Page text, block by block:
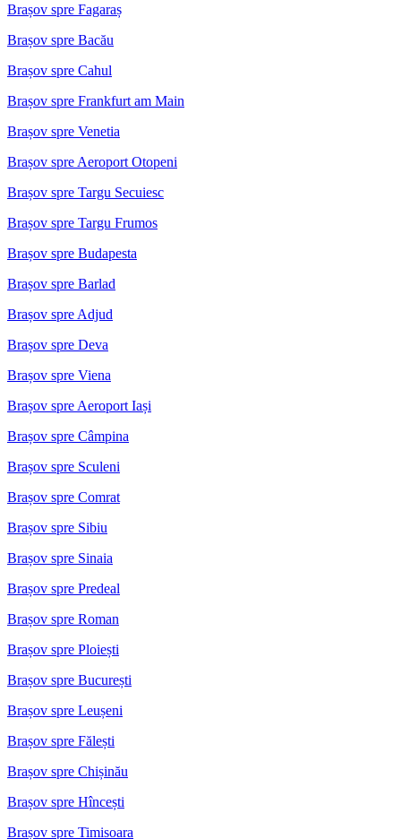
Brașov spre Fagaraș
Brașov spre Bacău
Brașov spre Cahul
Brașov spre Frankfurt am Main
Brașov spre Venetia
Brașov spre Aeroport Otopeni
Brașov spre Targu Secuiesc
Brașov spre Targu Frumos
Brașov spre Budapesta
Brașov spre Barlad
Brașov spre Adjud
Brașov spre Deva
Brașov spre Viena
Brașov spre Aeroport Iași
Brașov spre Câmpina
Brașov spre Sculeni
Brașov spre Comrat
Brașov spre Sibiu
Brașov spre Sinaia
Brașov spre Predeal
Brașov spre Roman
Brașov spre Ploiești
Brașov spre București
Brașov spre Leușeni
Brașov spre Fălești
Brașov spre Chișinău
Brașov spre Hîncești
Brașov spre Timisoara